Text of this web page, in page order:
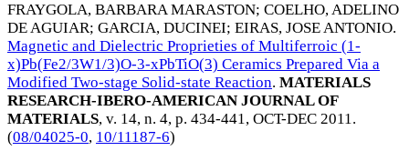
FRAYGOLA, BARBARA MARASTON; COELHO, ADELINO
DE AGUIAR; GARCIA, DUCINEI; EIRAS, JOSE ANTONIO.
Magnetic and Dielectric Proprieties of Multiferroic (1-
x)Pb(Fe2/3W1/3)O-3-xPbTiO(3) Ceramics Prepared Via a
Modified Two-stage Solid-state Reaction. MATERIALS
RESEARCH-IBERO-AMERICAN JOURNAL OF
MATERIALS, v. 14, n. 4, p. 434-441, OCT-DEC 2011.
(08/04025-0, 10/11187-6)